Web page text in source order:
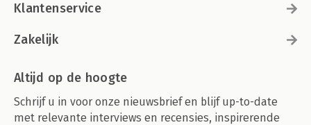
Klantenservice
Zakelijk
Altijd op de hoogte
Schrijf u in voor onze nieuwsbrief en blijf up-to-date
met relevante interviews en recensies, inspirerende